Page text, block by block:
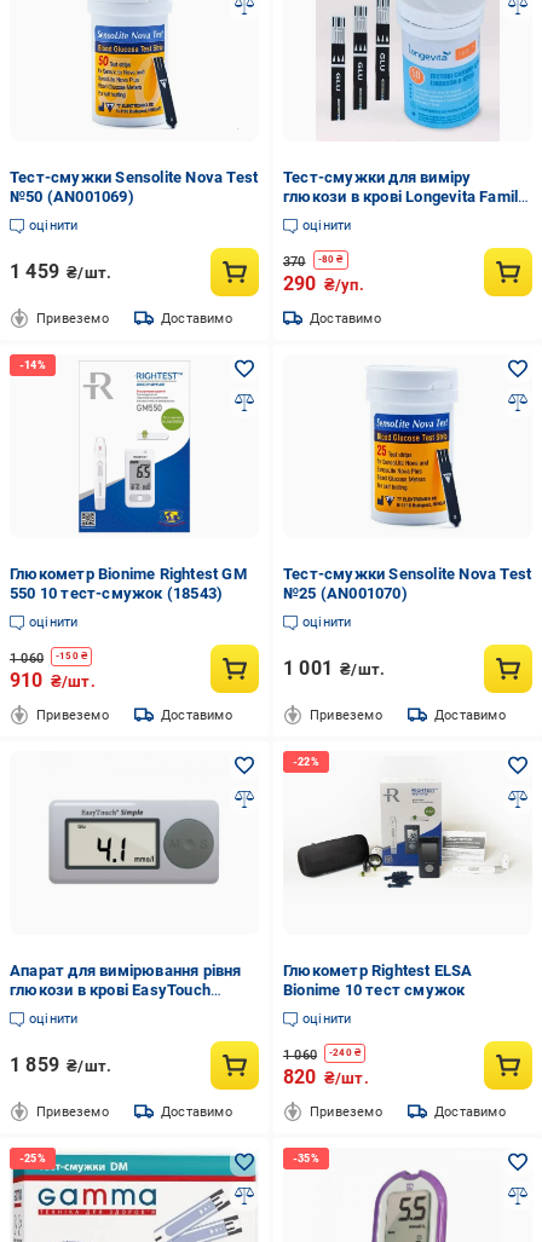
Тест-смужки Sensolite Nova Test
№50 (AN001069)
оцінити
1 459 ₴/шт.
Привеземо Доставимо
Тест-смужки для виміру
глюкози в крові Longevita Family
50 шт. (18607)
оцінити
370 -80 ₴
290 ₴/уп.
Доставимо
Глюкометр Bionime Rightest GM
550 10 тест-смужок (18543)
оцінити
1 060 -150₴
910 ₴/шт.
Привеземо Доставимо
Тест-смужки Sensolite Nova Test
№25 (AN001070)
оцінити
1 001 ₴/шт.
Привеземо Доставимо
Апарат для вимірювання рівня
глюкози в крові EasyTouch
Simple (AN001094)
оцінити
1 859 ₴/шт.
Привеземо Доставимо
Глюкометр Rightest ELSA
Bionime 10 тест смужок
оцінити
1 060 -240₴
820 ₴/шт.
Привеземо Доставимо